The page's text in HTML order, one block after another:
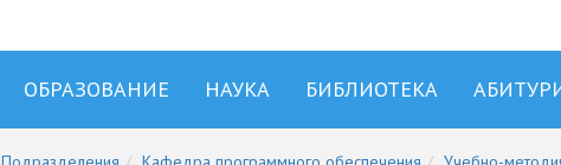
ОБРАЗОВАНИЕ НАУКА БИБЛИОТЕКА